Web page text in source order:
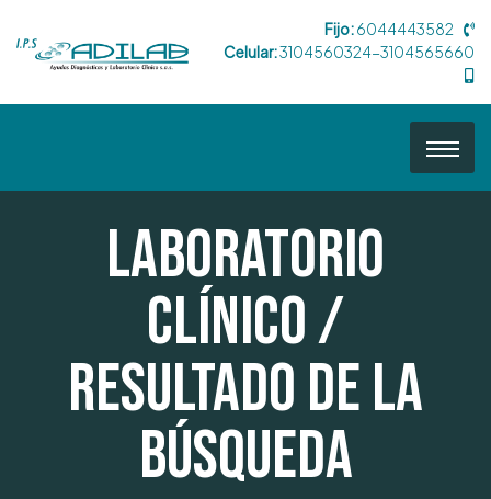
Fijo:6044443582
Celular:3104560324-3104565660
Laboratorio
Clínico /
Resultado de la
búsqueda